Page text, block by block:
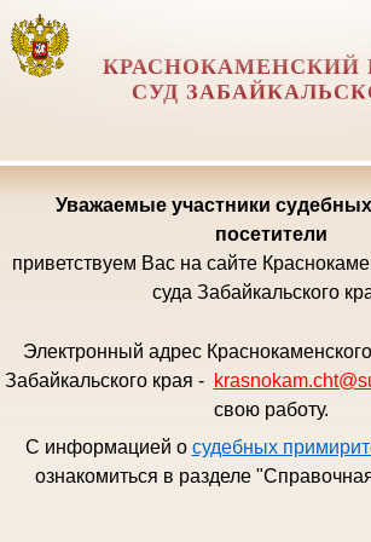
КРАСНОКАМЕНСКИЙ
СУД
Уважаемые участники
посетители
приветствуем Вас на сайте
суда Забайкальского
Электронный адрес Краснокаменского
Забайкальского края -
свою работу.
С информацией о судебных
ознакомиться в разделе